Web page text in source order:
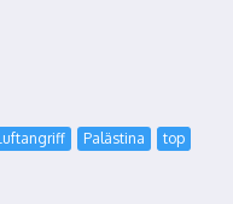
Palästina top